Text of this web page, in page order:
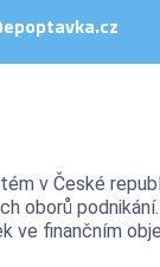
v České
oborů podnikání.
ve finančním